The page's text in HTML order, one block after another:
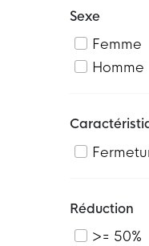
Sexe
Femme
Homme
Réduction
>= 50%